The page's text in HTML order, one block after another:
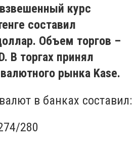
курс
составил
Объем торгов –
В торгах принял
рынка Kase.
в банках составил:
280